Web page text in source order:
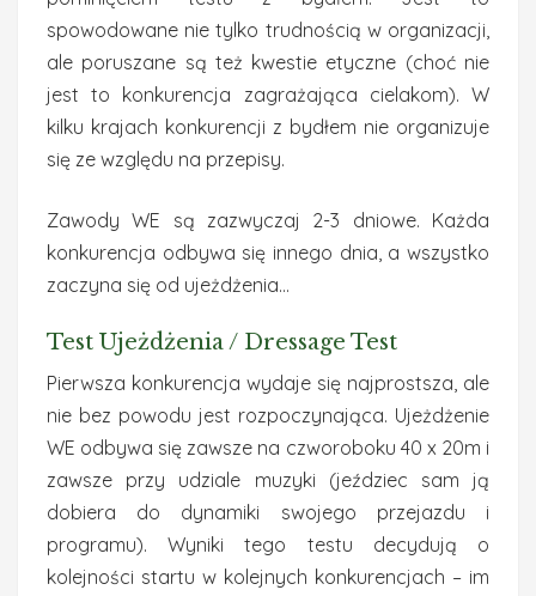
spowodowane nie tylko trudnością w organizacji,
ale poruszane są też kwestie etyczne (choć nie
jest to konkurencja zagrażająca cielakom). W
kilku krajach konkurencji z bydłem nie organizuje
się ze względu na przepisy.
Zawody WE są zazwyczaj 2-3 dniowe. Każda
konkurencja odbywa się innego dnia, a wszystko
zaczyna się od ujeżdżenia…
Test Ujeżdżenia / Dressage Test
Pierwsza konkurencja wydaje się najprostsza, ale
nie bez powodu jest rozpoczynająca. Ujeżdżenie
WE odbywa się zawsze na czworoboku 40 x 20m i
zawsze przy udziale muzyki (jeździec sam ją
dobiera do dynamiki swojego przejazdu i
programu). Wyniki tego testu decydują o
kolejności startu w kolejnych konkurencjach – im